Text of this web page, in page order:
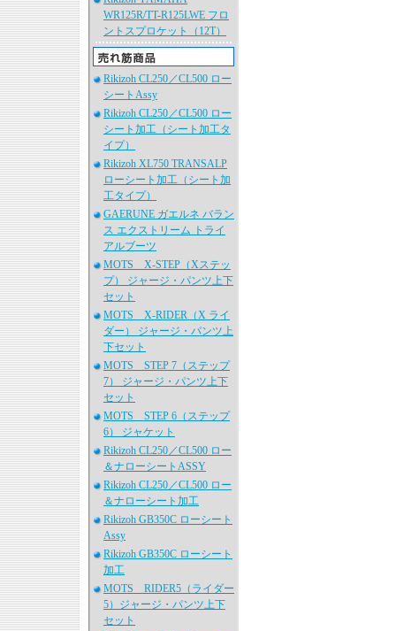
WR125R/TT-R125LWE フロ
ントスプロケット（12T）
Rikizoh CL250／CL500 ロー
シートAssy
Rikizoh CL250／CL500 ロー
シート加工（シート加工タ
イプ）
Rikizoh XL750 TRANSALP
ローシート加工（シート加
工タイプ）
GAERUNE ガエルネ バラン
ス エクストリーム トライ
アルブーツ
MOTS X-STEP（Xステッ
プ） ジャージ・パンツ上下
セット
MOTS X-RIDER（X ライ
ダー） ジャージ・パンツ上
下セット
MOTS STEP 7（ステップ
7） ジャージ・パンツ上下
セット
MOTS STEP 6（ステップ
6） ジャケット
Rikizoh CL250／CL500 ロー
＆ナローシートASSY
Rikizoh CL250／CL500 ロー
＆ナローシート加工
Rikizoh GB350C ローシート
Assy
Rikizoh GB350C ローシート
加工
MOTS RIDER5（ライダー
5）ジャージ・パンツ上下
セット